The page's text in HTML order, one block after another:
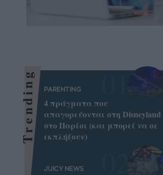
Trending PARENTING
4 πράγματα που
απαγορεύονται στη Disneyland
στο Παρίσι (και μπορεί να σε
εκπλήξουν)
JUICY NEWS